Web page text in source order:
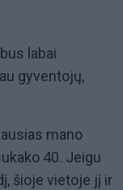
labai
gyventojų,
mano
40. Jeigu
šioje vietoje jį ir